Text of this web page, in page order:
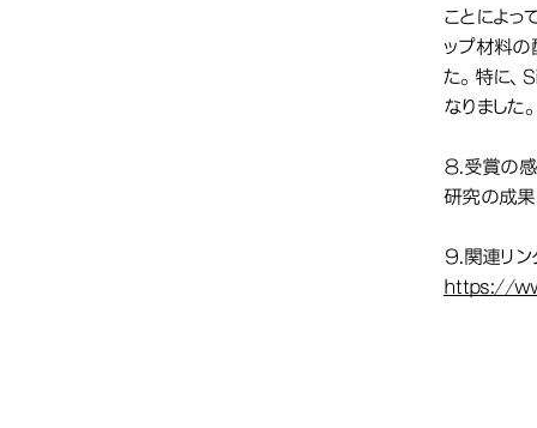
ことによっ
ップ材料
た。特に、
なりました。
８.受賞の
研究の成果
９.関連リン
https://